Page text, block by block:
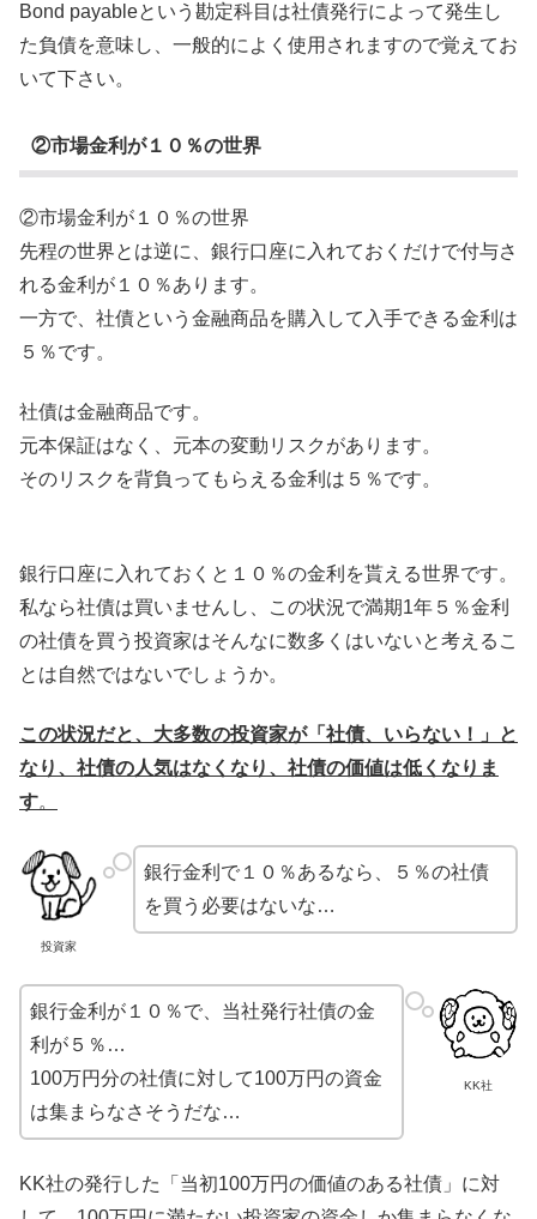
Bond payableという勘定科目は社債発行によって発生し
た負債を意味し、一般的によく使用されますので覚えてお
いて下さい。
②市場金利が１０％の世界
②市場金利が１０％の世界
先程の世界とは逆に、銀行口座に入れておくだけで付与さ
れる金利が１０％あります。
一方で、社債という金融商品を購入して入手できる金利は
５％です。
社債は金融商品です。
元本保証はなく、元本の変動リスクがあります。
そのリスクを背負ってもらえる金利は５％です。
銀行口座に入れておくと１０％の金利を貰える世界です。
私なら社債は買いませんし、この状況で満期1年５％金利
の社債を買う投資家はそんなに数多くはいないと考えるこ
とは自然ではないでしょうか。
この状況だと、大多数の投資家が「社債、いらない！」と
なり、社債の人気はなくなり、社債の価値は低くなりま
す。
投資家
銀行金利で１０％あるなら、５％の社債
を買う必要はないな…
KK社
銀行金利が１０％で、当社発行社債の金
利が５％…
100万円分の社債に対して100万円の資金
は集まらなさそうだな…
KK社の発行した「当初100万円の価値のある社債」に対